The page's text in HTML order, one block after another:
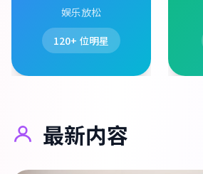
娱乐放松
120+ 位明星
最新内容